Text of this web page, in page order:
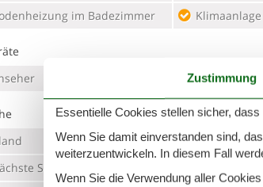
im Badezimmer
Klimaanlage
Chromecast
15 km
Stadt
Entfernung
Zustimmung
Essentielle Cookies stellen sicher,
Wenn Sie damit einverstanden sind,
weiterzuentwickeln. In diesem Fall
Wenn Sie die Verwendung aller